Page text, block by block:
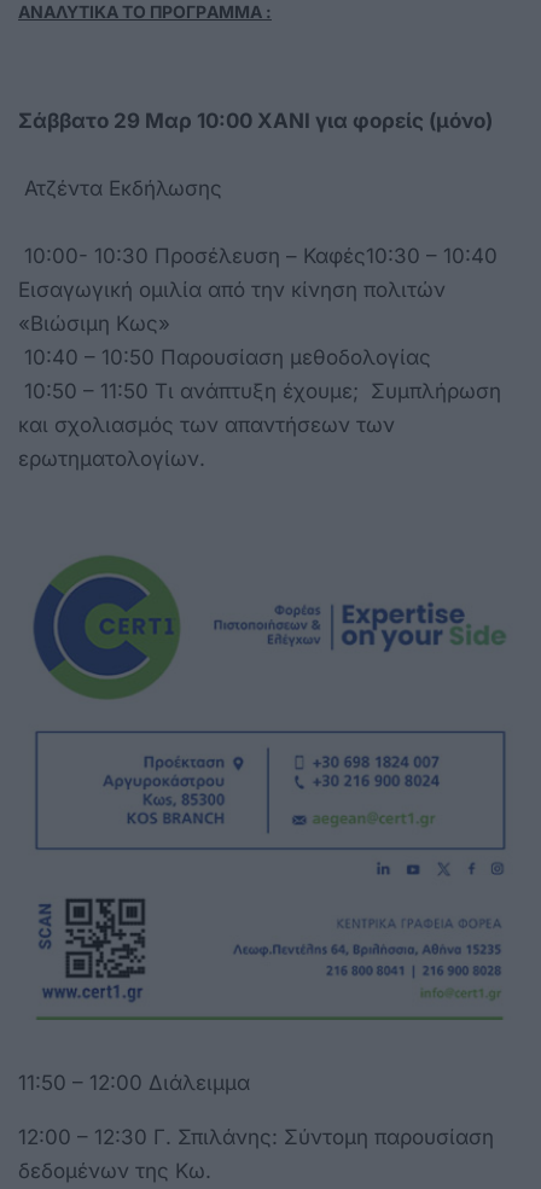
ΑΝΑΛΥΤΙΚΑ ΤΟ ΠΡΟΓΡAΜΜΑ :
Σάββατο 29 Μαρ 10:00 ΧΑΝΙ για φορείς (μόνο)
Ατζέντα Εκδήλωσης
10:00- 10:30 Προσέλευση – Καφές10:30 – 10:40
Εισαγωγική ομιλία από την κίνηση πολιτών
«Βιώσιμη Κως»
10:40 – 10:50 Παρουσίαση μεθοδολογίας
10:50 – 11:50 Τι ανάπτυξη έχουμε; Συμπλήρωση
και σχολιασμός των απαντήσεων των
ερωτηματολογίων.
11:50 – 12:00 Διάλειμμα
12:00 – 12:30 Γ. Σπιλάνης: Σύντομη παρουσίαση
δεδομένων της Κω.